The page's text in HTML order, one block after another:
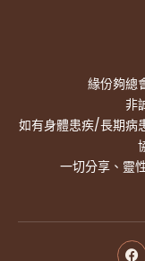
緣份夠總
非
如有身體患疾/長期病
一切分享、靈